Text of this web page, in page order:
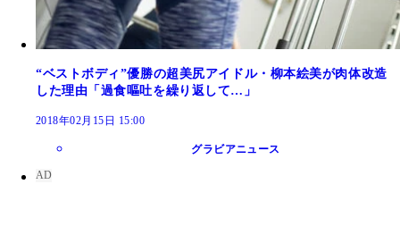
“ベストボディ”優勝の超美尻アイドル・柳本絵美が肉体改造
した理由「過食嘔吐を繰り返して…」
2018年02月15日 15:00
グラビアニュース